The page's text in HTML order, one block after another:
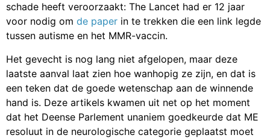
schade heeft veroorzaakt: The Lancet had er 12 jaar
voor nodig om de paper in te trekken die een link legde
tussen autisme en het MMR-vaccin.
Het gevecht is nog lang niet afgelopen, maar deze
laatste aanval laat zien hoe wanhopig ze zijn, en dat is
een teken dat de goede wetenschap aan de winnende
hand is. Deze artikels kwamen uit net op het moment
dat het Deense Parlement unaniem goedkeurde dat ME
resoluut in de neurologische categorie geplaatst moet